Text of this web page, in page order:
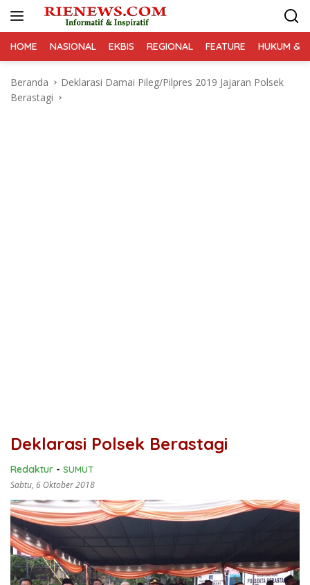
HOME NASIONAL EKBIS REGIONAL FEATURE HUKUM &
Beranda
Deklarasi Damai Pileg/Pilpres 2019 Jajaran Polsek
Berastagi
Deklarasi Polsek Berastagi
Redaktur - SUMUT
Sabtu, 6 Oktober 2018